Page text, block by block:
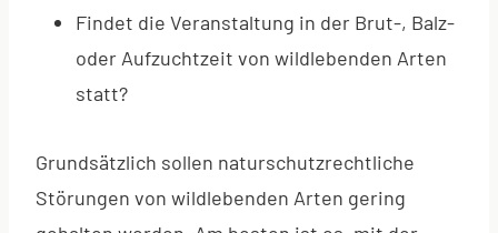
Findet die Veranstaltung in der Brut-, Balz-
oder Aufzuchtzeit von wildlebenden Arten
statt?
Grundsätzlich sollen naturschutzrechtliche
Störungen von wildlebenden Arten gering